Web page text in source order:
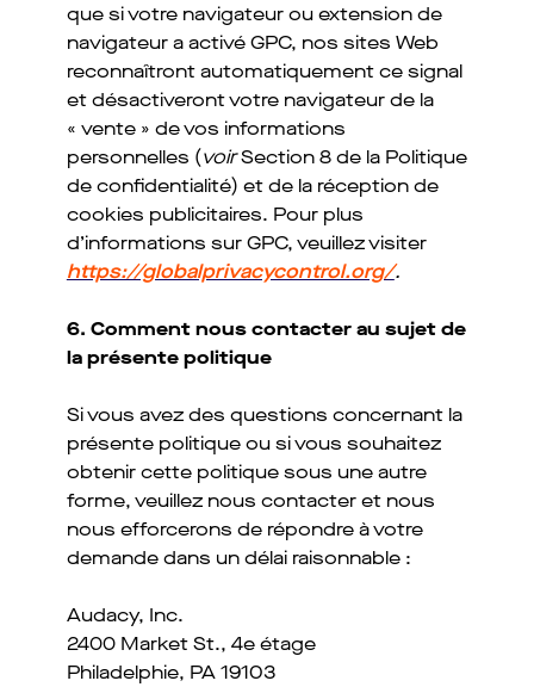
que si votre navigateur ou extension de
navigateur a activé GPC, nos sites Web
reconnaîtront automatiquement ce signal
et désactiveront votre navigateur de la
« vente » de vos informations
personnelles (voirSection 8 de la Politique
de confidentialité) et de la réception de
cookies publicitaires. Pour plus
d’informations sur GPC, veuillez visiter
https://globalprivacycontrol.org/.
6. Comment nous contacter au sujet de
la présente politique
Si vous avez des questions concernant la
présente politique ou si vous souhaitez
obtenir cette politique sous une autre
forme, veuillez nous contacter et nous
nous efforcerons de répondre à votre
demande dans un délai raisonnable :
Audacy, Inc.
2400 Market St., 4e étage
Philadelphie, PA 19103